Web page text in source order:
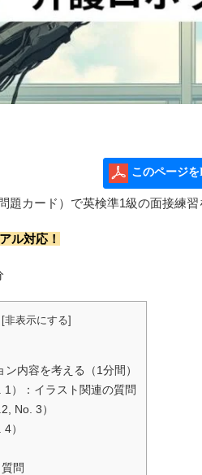
このページ
題カード）で英検準1級の面接練習
ル対応！
[非表示にする]
ン内容を考える（1分間）
1）：イラスト関連の質問
No. 3）
）
問